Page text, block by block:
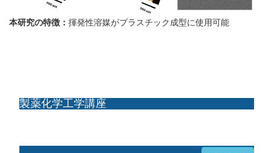
本研究の特徴： 揮発性溶媒がプラスチック成型に使用可能
製薬化学工学講座